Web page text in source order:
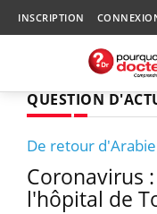
INSCRIPTION
QUESTION
De retour
Coronavirus
l'hôpital de